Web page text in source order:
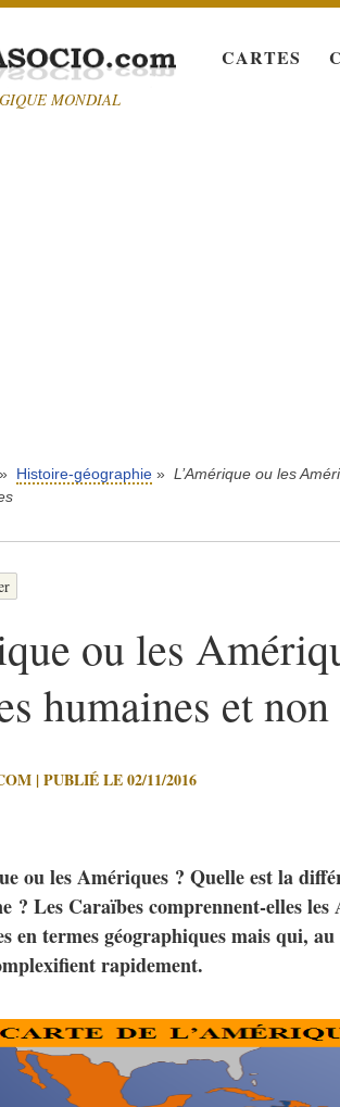
MONDIAL
CARTES
Histoire-géographie» L’Amérique ou les
ou les
humaines et
| PUBLIÉ LE 02/11/2016
ou les Amériques ? Quelle est la
? Les Caraïbes comprennent-elles les
en termes géographiques mais qui,
rapidement.